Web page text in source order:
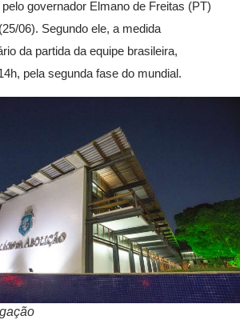
governador Elmano de Freitas (PT)
06). Segundo ele, a medida
da partida da equipe brasileira,
pela segunda fase do mundial.